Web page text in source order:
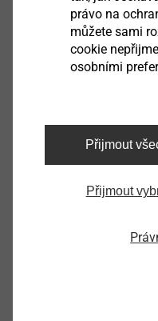
Upevňovací
aplikace
právo na
můžete sami
cookie
osobními
Přijmout
Přijmout